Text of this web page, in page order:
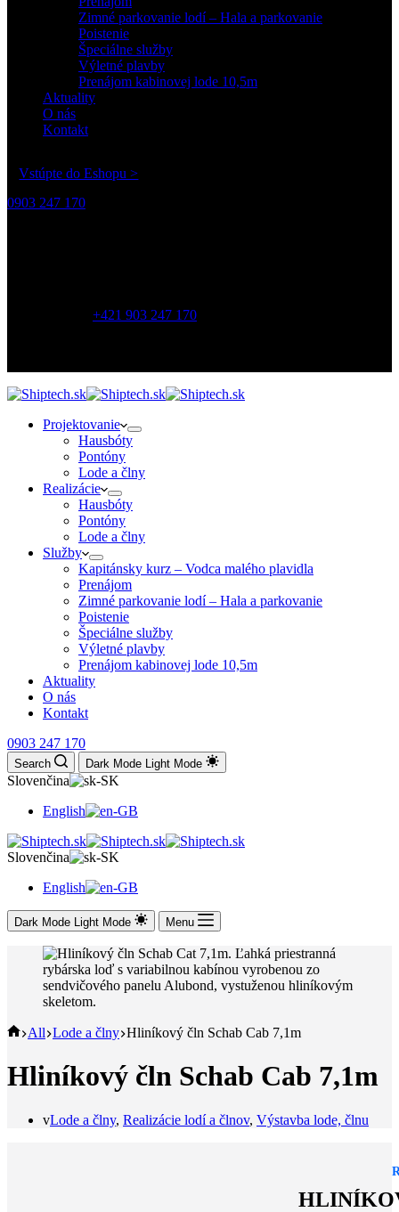
Zimné parkovanie lodí – Hala a parkovanie
Poistenie
Špeciálne služby
Výletné plavby
Prenájom kabinovej lode 10,5m
Aktuality
O nás
Kontakt
Vstúpte do Eshopu >
0903 247 170
+421 903 247 170
Projektovanie
Hausbóty
Pontóny
Lode a člny
Realizácie
Hausbóty
Pontóny
Lode a člny
Služby
Kapitánsky kurz – Vodca malého plavidla
Prenájom
Zimné parkovanie lodí – Hala a parkovanie
Poistenie
Špeciálne služby
Výletné plavby
Prenájom kabinovej lode 10,5m
Aktuality
O nás
Kontakt
0903 247 170
Search Dark Mode Light Mode
Slovenčina
English
Slovenčina
English
Dark Mode Light Mode Menu
Domov
All Lode a člny Hliníkový čln Schab Cab 7,1m
Hliníkový čln Schab Cab 7,1m
vLode a člny, Realizácie lodí a člnov, Výstavba lode, člnu